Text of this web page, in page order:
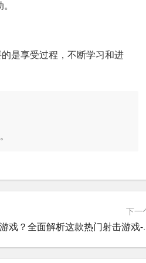
是享受过程，不断学习和进
下一
PUBG是什么意思游戏